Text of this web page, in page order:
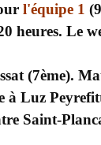
l'équipe 1
heures. Le
(7ème).
à Luz
Saint-